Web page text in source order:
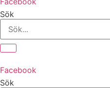
Sök
Facebook
Sök